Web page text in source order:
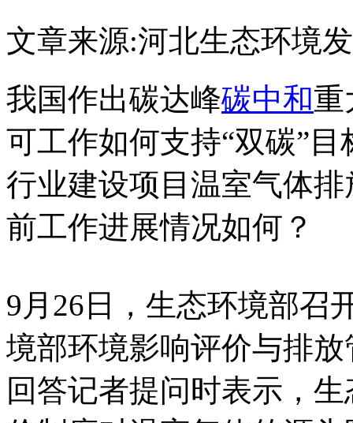
文章来源:河北生态环境
我国作出碳达峰碳中和重
可工作如何支持“双碳”
行业建设项目温室气体
前工作进展情况如何？
9月26日，生态环境部召
境部环境影响评价与排
回答记者提问时表示，